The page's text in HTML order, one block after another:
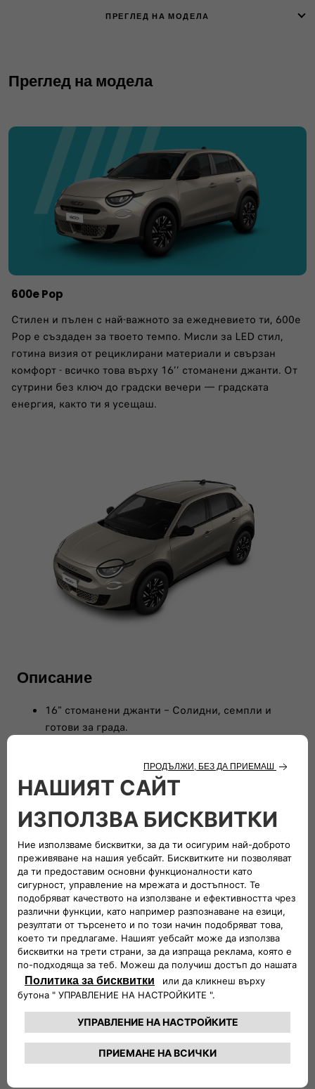
ПРЕГЛЕД НА МОДЕЛА
Преглед на модела
600e Pop
Стилен и пълен с най-важното за ежедневието ти, 600e
Pop е създаден за твоето темпо. Мисли за LED стил,
готина визия от рециклирани материали и свързан
комфорт - всичко това върху 16’’ стоманени джанти. От
сутрини без ключ до градски вечери — градската
енергия, както ти я усещаш.
Описание
16" стоманени джанти – Солидни, семпли и
готови за града.
Матово-черни капаци на страничните огледала –
Стил и гъвкавост във всяко движение.
7" TFT дигитален клъстер – Цялата ти
информация, ясна и дигитална.
Uconnect 10" радио – Интелигентна технология
с голям сензорен екран.
Нова текстилна тапицерия с детайли в цвят ICE
GREY – Комфорт на всяка седалка.
Заден сензор за паркиране – За движение на
заден ход с лекота и увереност.
Безключово стартиране – Просто се качете и
шофирайте, не са необходими ключове.
Уникални характеристики